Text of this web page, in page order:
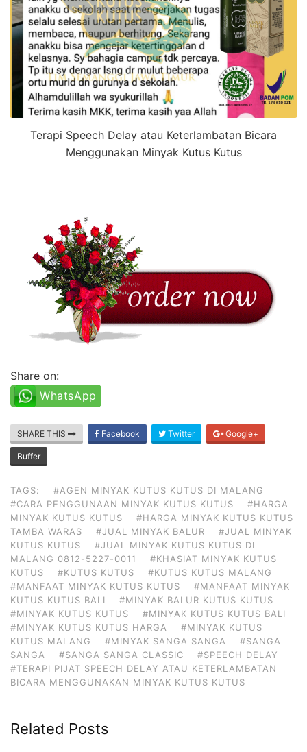
Terapi Speech Delay atau Keterlambatan Bicara
Menggunakan Minyak Kutus Kutus
Share on:
WhatsApp
SHARE THIS Facebook Twitter Google+
Buffer
TAGS:
#AGEN MINYAK KUTUS KUTUS DI MALANG
#CARA PENGGUNAAN MINYAK KUTUS KUTUS
#HARGA
MINYAK KUTUS KUTUS
#HARGA MINYAK KUTUS KUTUS
TAMBA WARAS
#JUAL MINYAK BALUR
#JUAL MINYAK
KUTUS KUTUS
#JUAL MINYAK KUTUS KUTUS DI
MALANG 0812-5227-0011
#KHASIAT MINYAK KUTUS
KUTUS
#KUTUS KUTUS
#KUTUS KUTUS MALANG
#MANFAAT MINYAK KUTUS KUTUS
#MANFAAT MINYAK
KUTUS KUTUS BALI
#MINYAK BALUR KUTUS KUTUS
#MINYAK KUTUS KUTUS
#MINYAK KUTUS KUTUS BALI
#MINYAK KUTUS KUTUS HARGA
#MINYAK KUTUS
KUTUS MALANG
#MINYAK SANGA SANGA
#SANGA
SANGA
#SANGA SANGA CLASSIC
#SPEECH DELAY
#TERAPI PIJAT SPEECH DELAY ATAU KETERLAMBATAN
BICARA MENGGUNAKAN MINYAK KUTUS KUTUS
Related Posts